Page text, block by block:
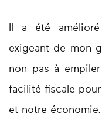
Il a été
exigeant de mon
non pas à
facilité fiscale
et notre économie.